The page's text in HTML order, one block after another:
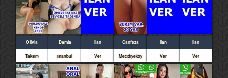
Olivia
Taksim
Damla
istanbul
ilan
Ver
Canfeza
Mecidiyeköy
ilan
Ver
ilan
Ver